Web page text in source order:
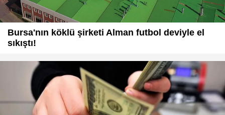
Bursa'nın köklü şirketi Alman futbol deviyle el
sıkıştı!